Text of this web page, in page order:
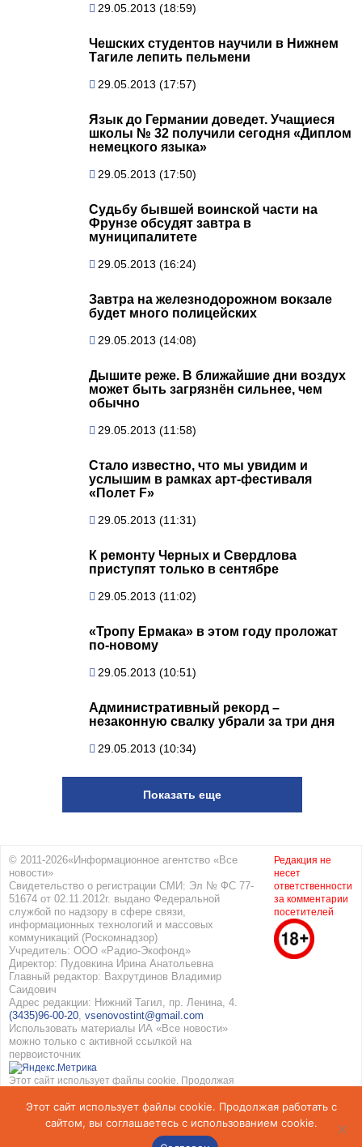
29.05.2013 (18:59)
Чешских студентов научили в Нижнем
Тагиле лепить пельмени
29.05.2013 (17:57)
Язык до Германии доведет. Учащиеся
школы № 32 получили сегодня «Диплом
немецкого языка»
29.05.2013 (17:50)
Судьбу бывшей воинской части на
Фрунзе обсудят завтра в
муниципалитете
29.05.2013 (16:24)
Завтра на железнодорожном вокзале
будет много полицейских
29.05.2013 (14:08)
Дышите реже. В ближайшие дни воздух
может быть загрязнён сильнее, чем
обычно
29.05.2013 (11:58)
Стало известно, что мы увидим и
услышим в рамках арт-фестиваля
«Полет F»
29.05.2013 (11:31)
К ремонту Черных и Свердлова
приступят только в сентябре
29.05.2013 (11:02)
«Тропу Ермака» в этом году проложат
по-новому
29.05.2013 (10:51)
Административный рекорд –
незаконную свалку убрали за три дня
29.05.2013 (10:34)
Показать еще
© 2011-2026«Информационное агентство «Все
новости»
Свидетельство о регистрации СМИ: Эл № ФС 77-
51674 от 02.11.2012г. выдано Федеральной
службой по надзору в сфере связи,
информационных технологий и массовых
коммуникаций (Роскомнадзор)
Учредитель: ООО «Радио-Экофонд»
Директор: Пудовкина Ирина Анатольевна
Главный редактор: Вахрутдинов Владимир
Саидович
Адрес редакции: Нижний Тагил, пр. Ленина, 4.
(3435)96-00-20 vsenovostint@gmail.com
Использовать материалы ИА «Все новости»
можно только с активной ссылкой на
первоисточник
Этот сайт использует файлы cookie. Продолжая
использованием cookie. Подробнее вПолитике
конфиденциальностииСоглашение об обработке
персональных данных
Редакция не
несет
ответственности
за комментарии
посетителей
Этот сайт использует файлы cookie. Продолжая работать с
сайтом, вы соглашаетесь с использованием cookie.